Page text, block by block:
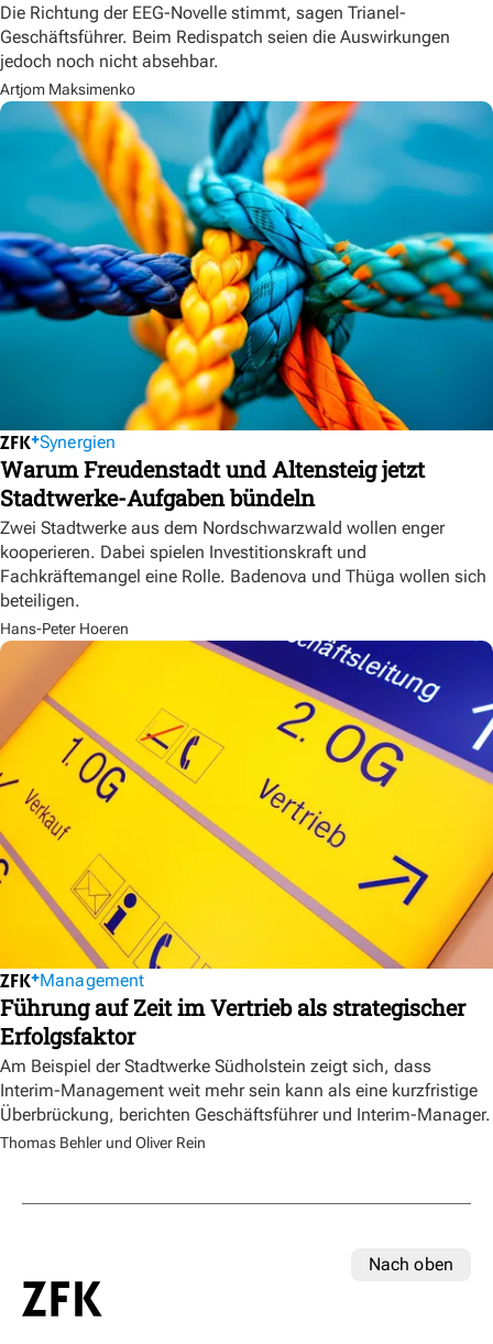
Die Richtung der EEG-Novelle stimmt, sagen Trianel-
Geschäftsführer. Beim Redispatch seien die Auswirkungen
jedoch noch nicht absehbar.
Artjom Maksimenko
Synergien
Warum Freudenstadt und Altensteig jetzt
Stadtwerke-Aufgaben bündeln
Zwei Stadtwerke aus dem Nordschwarzwald wollen enger
kooperieren. Dabei spielen Investitionskraft und
Fachkräftemangel eine Rolle. Badenova und Thüga wollen sich
beteiligen.
Hans-Peter Hoeren
Management
Führung auf Zeit im Vertrieb als strategischer
Erfolgsfaktor
Am Beispiel der Stadtwerke Südholstein zeigt sich, dass
Interim-Management weit mehr sein kann als eine kurzfristige
Überbrückung, berichten Geschäftsführer und Interim-Manager.
Thomas Behler und Oliver Rein
Nach oben